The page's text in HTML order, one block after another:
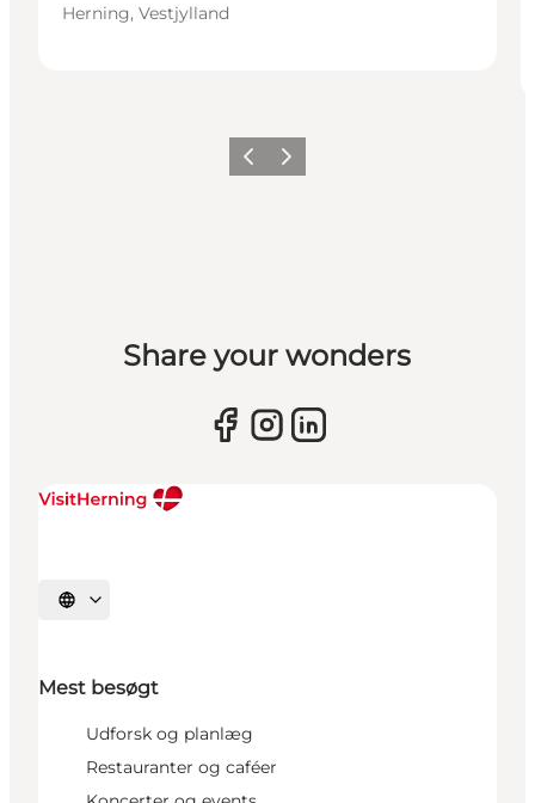
Herning, Vestjylland
Forrige billede
Næste billede
Share your wonders
Vælg sprog
Mest besøgt
Udforsk og planlæg
Restauranter og caféer